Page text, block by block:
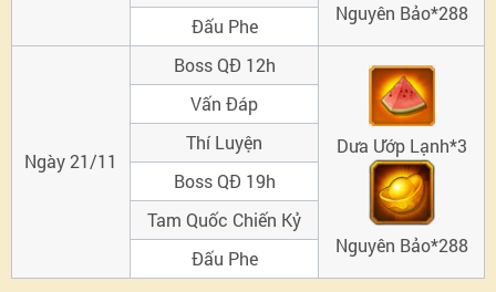
Nguyên Bảo*288
Đấu Phe
Ngày 21/11
Boss QĐ 12h
Dưa Ướp Lạnh*3
Nguyên Bảo*288
Vấn Đáp
Thí Luyện
Boss QĐ 19h
Tam Quốc Chiến Kỷ
Đấu Phe
Mở
Đăng